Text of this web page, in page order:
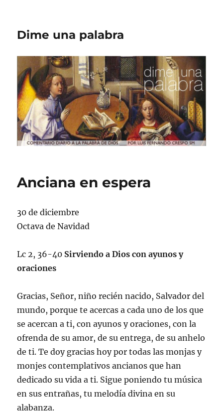
Dime una palabra
Anciana en espera
30 de diciembre
Octava de Navidad
Lc 2, 36-40 Sirviendo a Dios con ayunos y
oraciones
Gracias, Señor, niño recién nacido, Salvador del
mundo, porque te acercas a cada uno de los que
se acercan a ti, con ayunos y oraciones, con la
ofrenda de su amor, de su entrega, de su anhelo
de ti. Te doy gracias hoy por todas las monjas y
monjes contemplativos ancianos que han
dedicado su vida a ti. Sigue poniendo tu música
en sus entrañas, tu melodía divina en su
alabanza.